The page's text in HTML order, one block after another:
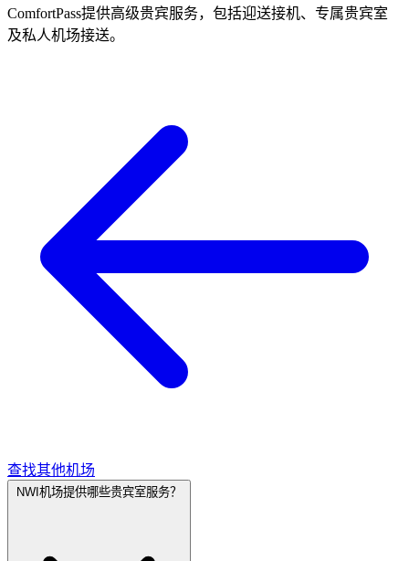
ComfortPass提供高级贵宾服务，包括迎送接机、专属贵宾室
及私人机场接送。
查找其他机场
NWI机场提供哪些贵宾室服务？